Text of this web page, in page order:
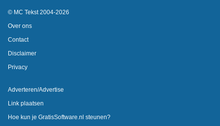
© MC Tekst 2004-2026
Over ons
Contact
Disclaimer
Privacy
Adverteren/Advertise
Link plaatsen
Hoe kun je GratisSoftware.nl steunen?